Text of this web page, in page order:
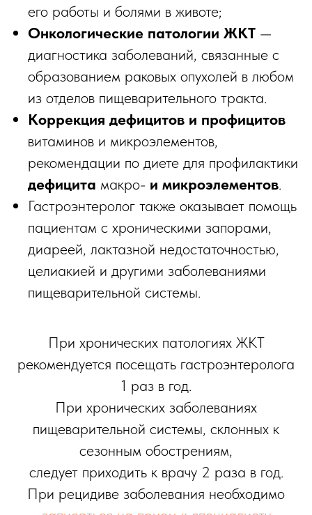
его работы и болями в животе;
Онкологические патологии ЖКТ —
диагностика заболеваний, связанные с
образованием раковых опухолей в любом
из отделов пищеварительного тракта.
Коррекция дефицитов и профицитов
витаминов и микроэлементов,
рекомендации по диете для профилактики
дефицита макро- и микроэлементов.
Гастроэнтеролог также оказывает помощь
пациентам с хроническими запорами,
диареей, лактазной недостаточностью,
целиакией и другими заболеваниями
пищеварительной системы.
При хронических патологиях ЖКТ
рекомендуется посещать гастроэнтеролога
1 раз в год.
При хронических заболеваниях
пищеварительной системы, склонных к
сезонным обострениям,
следует приходить к врачу 2 раза в год.
При рецидиве заболевания необходимо